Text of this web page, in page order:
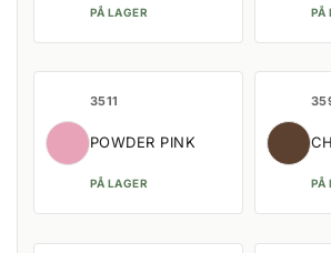
PÅ LAGER PÅ
3511
POWDER PINK
PÅ LAGER PÅ